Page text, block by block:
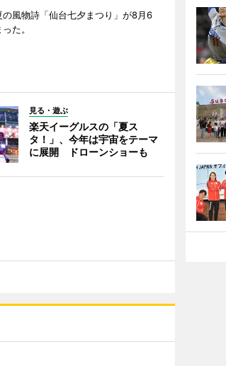
の風物詩「仙台七夕まつり」が8月6
た。
見る・遊ぶ
楽天イーグルスの「夏ス
タ！」、今年は宇宙をテーマ
に展開 ドローンショーも